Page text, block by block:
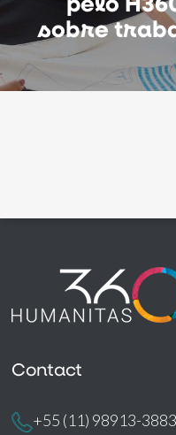
sobre
Contact
+55 (11) 98913-3883